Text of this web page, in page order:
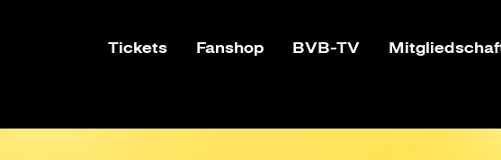
Tickets Fanshop BVB-TV